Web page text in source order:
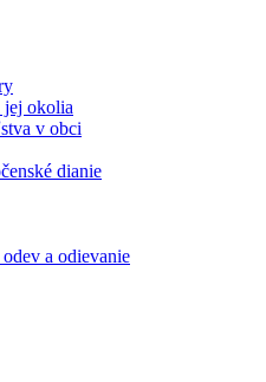
jej okolia
v obci
dianie
a odievanie